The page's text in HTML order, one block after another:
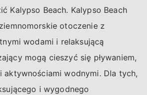
Kalypso Beach. Kalypso Beach
otoczenie z
wodami i relaksującą
mogą cieszyć się pływaniem,
aktywnościami wodnymi. Dla tych,
i wygodnego